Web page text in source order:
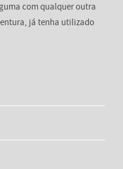
com qualquer outra
já tenha utilizado